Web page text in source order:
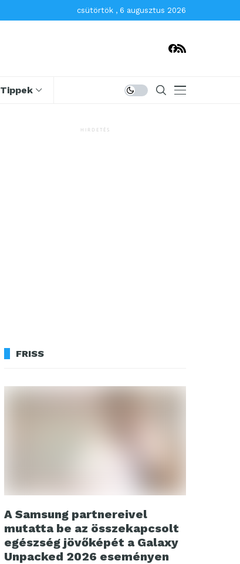
csütörtök , 6 augusztus 2026
Tippek
HIRDETÉS
FRISS
A Samsung partnereivel
mutatta be az összekapcsolt
egészség jövőképét a Galaxy
Unpacked 2026 eseményen